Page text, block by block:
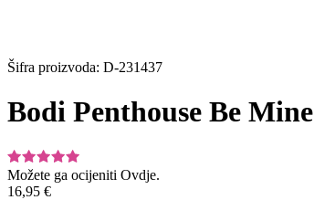
Šifra proizvoda: D-231437
Bodi Penthouse Be Mine
Možete ga ocijeniti Ovdje.
16,95 €